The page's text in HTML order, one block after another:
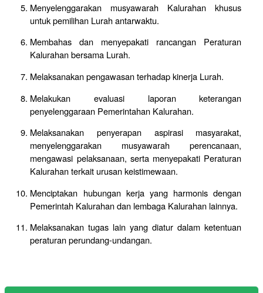
Menyelenggarakan musyawarah Kalurahan khusus
untuk pemilihan Lurah antarwaktu.
Membahas dan menyepakati rancangan Peraturan
Kalurahan bersama Lurah.
Melaksanakan pengawasan terhadap kinerja Lurah.
Melakukan evaluasi laporan keterangan
penyelenggaraan Pemerintahan Kalurahan.
Melaksanakan penyerapan aspirasi masyarakat,
menyelenggarakan musyawarah perencanaan,
mengawasi pelaksanaan, serta menyepakati Peraturan
Kalurahan terkait urusan keistimewaan.
Menciptakan hubungan kerja yang harmonis dengan
Pemerintah Kalurahan dan lembaga Kalurahan lainnya.
Melaksanakan tugas lain yang diatur dalam ketentuan
peraturan perundang-undangan.